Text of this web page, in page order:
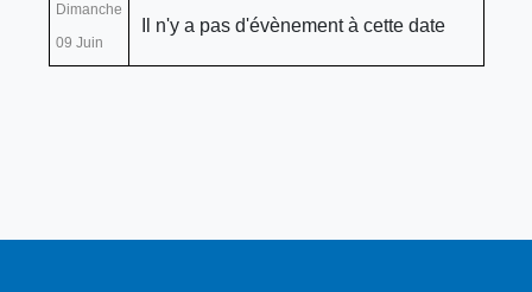
Dimanche
09 Juin
Il n'y a pas d'évènement à cette date